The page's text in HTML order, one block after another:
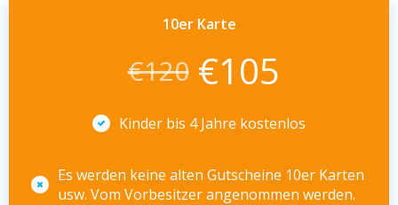
10er Karte
€120 €105
Kinder bis 4 Jahre kostenlos
Es werden keine alten Gutscheine 10er Karten
usw. Vom Vorbesitzer angenommen werden.